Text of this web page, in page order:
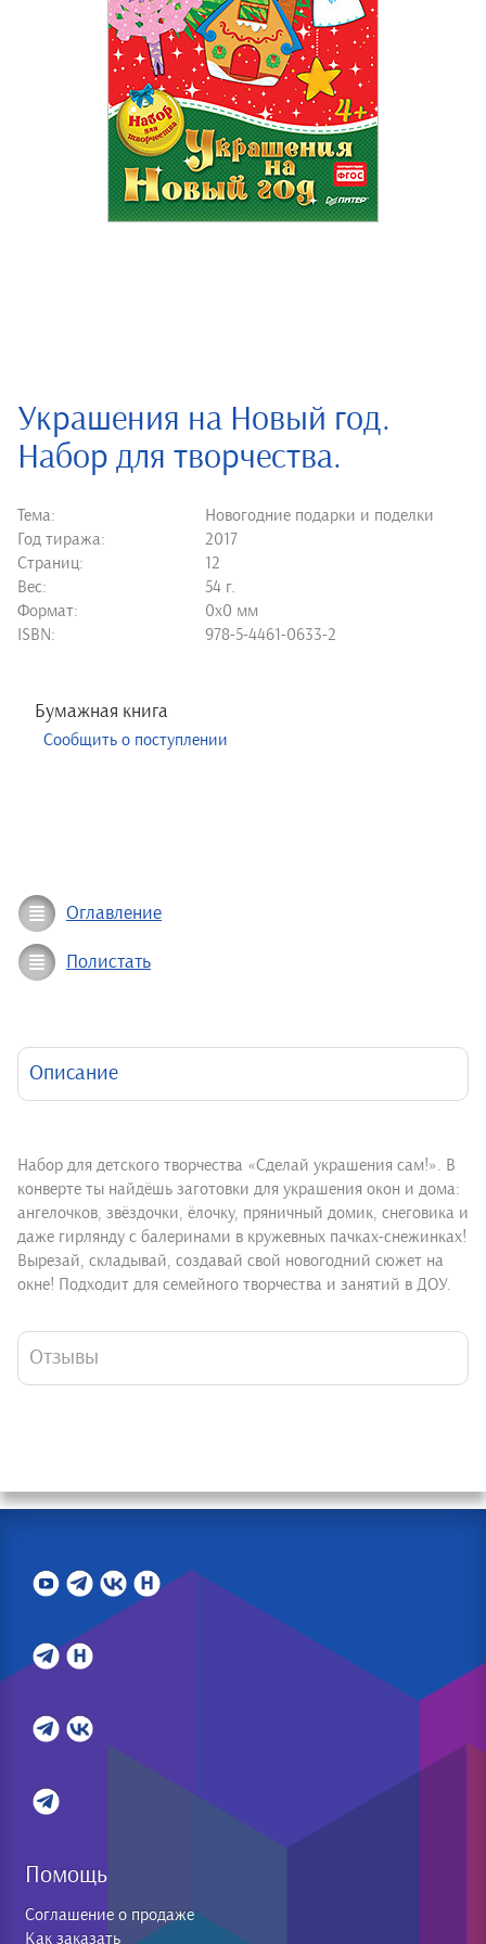
Украшения на Новый год.
Набор для творчества.
Тема:
Новогодние подарки и поделки
Год тиража:
2017
Страниц:
12
Вес:
54 г.
Формат:
0х0 мм
ISBN:
978-5-4461-0633-2
Бумажная книга
Сообщить о поступлении
Оглавление
Полистать
Описание
Набор для детского творчества «Сделай украшения сам!». В
конверте ты найдёшь заготовки для украшения окон и дома:
ангелочков, звёздочки, ёлочку, пряничный домик, снеговика и
даже гирлянду с балеринами в кружевных пачках-снежинках!
Вырезай, складывай, создавай свой новогодний сюжет на
окне! Подходит для семейного творчества и занятий в ДОУ.
Отзывы
Помощь
Соглашение о продаже
Как заказать